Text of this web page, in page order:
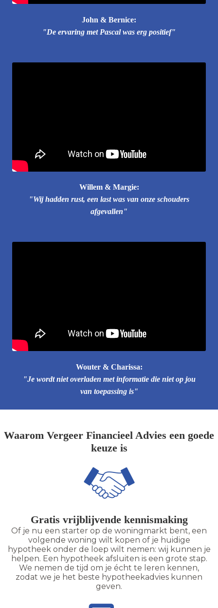
John & Bernice:
"De ervaring met Pascal was erg positief"
Willem & Margie:
"Wij hadden rust, een last was van onze schouders
afgevallen"
Wouter & Charissa:
"Je wordt niet overladen met informatie die niet op jou
van toepassing is"
Waarom Vergeer Financieel Advies een goede
keuze is
Gratis vrijblijvende kennismaking
Of je nu een starter op de woningmarkt bent, een
volgende woning wilt kopen of je huidige
hypotheek onder de loep wilt nemen: wij kunnen je
helpen. Een hypotheek afsluiten is een grote stap.
We nemen de tijd om je écht te leren kennen,
zodat we je het beste hypotheekadvies kunnen
geven.